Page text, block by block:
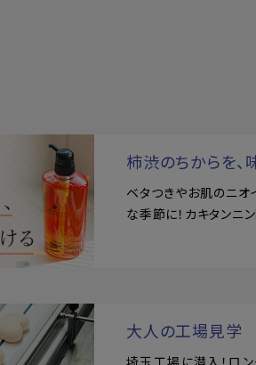
柿渋のちからを、
ベタつきやお肌のニ
な季節に！カキタンニ
大人の工場見学
埼玉工場に潜入！ロン